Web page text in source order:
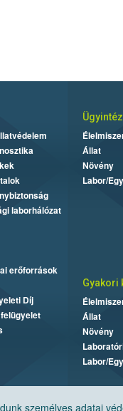
személyes adatai
laborhálózat
erőforrások
Díj
Állat
Növény
Labor/
Gyakori
Állat
Növény
Labor/